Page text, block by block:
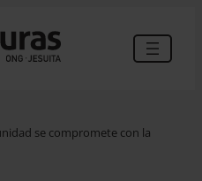
se compromete con la